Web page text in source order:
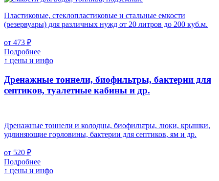
Пластиковые, стеклопластиковые и стальные емкости
(резервуары) для различных нужд от 20 литров до 200 куб.м.
от 473 ₽
Подробнее
↑ цены и инфо
Дренажные тоннели, биофильтры, бактерии для
септиков, туалетные кабины и др.
Дренажные тоннели и колодцы, биофильтры, люки, крышки,
удлиняющие горловины, бактерии для септиков, ям и др.
от 520 ₽
Подробнее
↑ цены и инфо